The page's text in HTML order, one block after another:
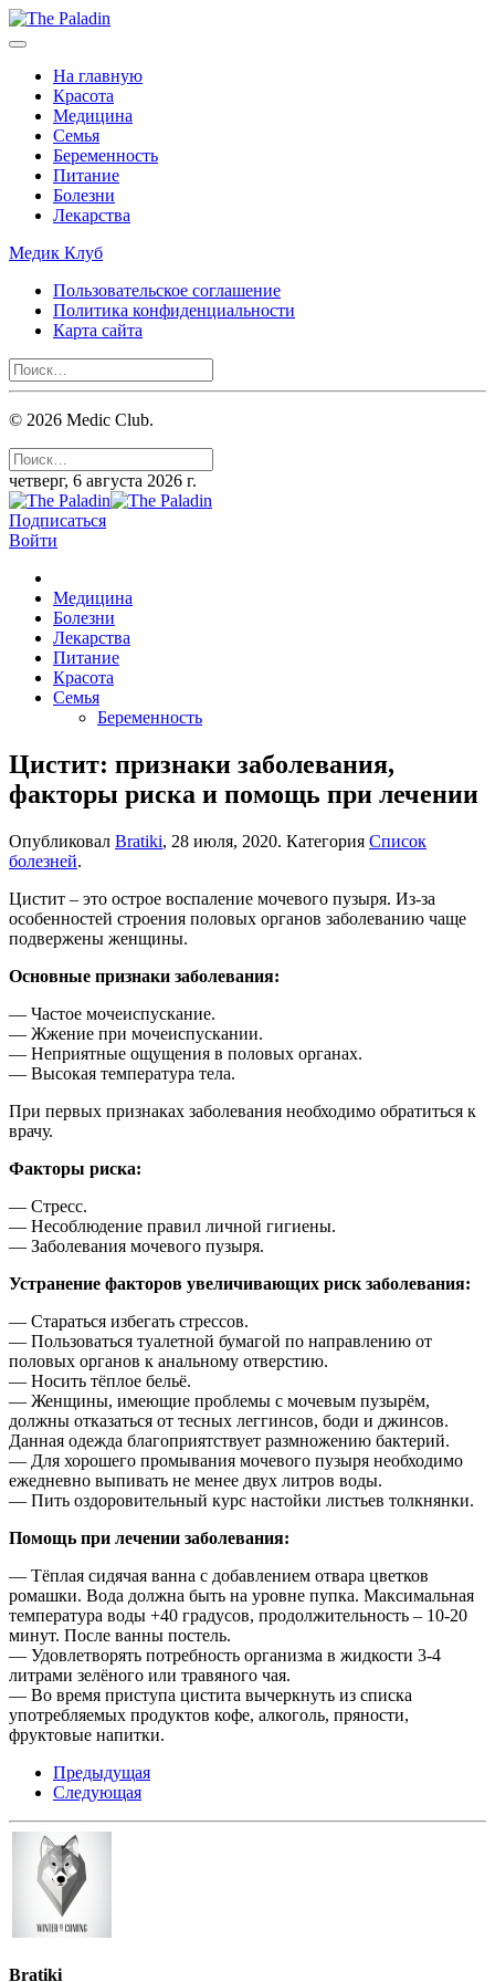
На главную
Красота
Медицина
Семья
Беременность
Питание
Болезни
Лекарства
Медик Клуб
Пользовательское соглашение
Политика конфиденциальности
Карта сайта
© 2026 Medic Club.
четверг, 6 августа 2026 г.
Подписаться
Войти
Медицина
Болезни
Лекарства
Питание
Красота
Семья
Беременность
Цистит: признаки заболевания,
факторы риска и помощь при лечении
Опубликовал Bratiki, 28 июля, 2020. Категория Список
болезней.
Цистит – это острое воспаление мочевого пузыря. Из-за
особенностей строения половых органов заболеванию чаще
подвержены женщины.
Основные признаки заболевания:
— Частое мочеиспускание.
— Жжение при мочеиспускании.
— Неприятные ощущения в половых органах.
— Высокая температура тела.
При первых признаках заболевания необходимо обратиться к
врачу.
Факторы риска:
— Стресс.
— Несоблюдение правил личной гигиены.
— Заболевания мочевого пузыря.
Устранение факторов увеличивающих риск заболевания:
— Стараться избегать стрессов.
— Пользоваться туалетной бумагой по направлению от
половых органов к анальному отверстию.
— Носить тёплое бельё.
— Женщины, имеющие проблемы с мочевым пузырём,
должны отказаться от тесных леггинсов, боди и джинсов.
Данная одежда благоприятствует размножению бактерий.
— Для хорошего промывания мочевого пузыря необходимо
ежедневно выпивать не менее двух литров воды.
— Пить оздоровительный курс настойки листьев толкнянки.
Помощь при лечении заболевания:
— Тёплая сидячая ванна с добавлением отвара цветков
ромашки. Вода должна быть на уровне пупка. Максимальная
температура воды +40 градусов, продолжительность – 10-20
минут. После ванны постель.
— Удовлетворять потребность организма в жидкости 3-4
литрами зелёного или травяного чая.
— Во время приступа цистита вычеркнуть из списка
употребляемых продуктов кофе, алкоголь, пряности,
фруктовые напитки.
Предыдущая
Следующая
Bratiki